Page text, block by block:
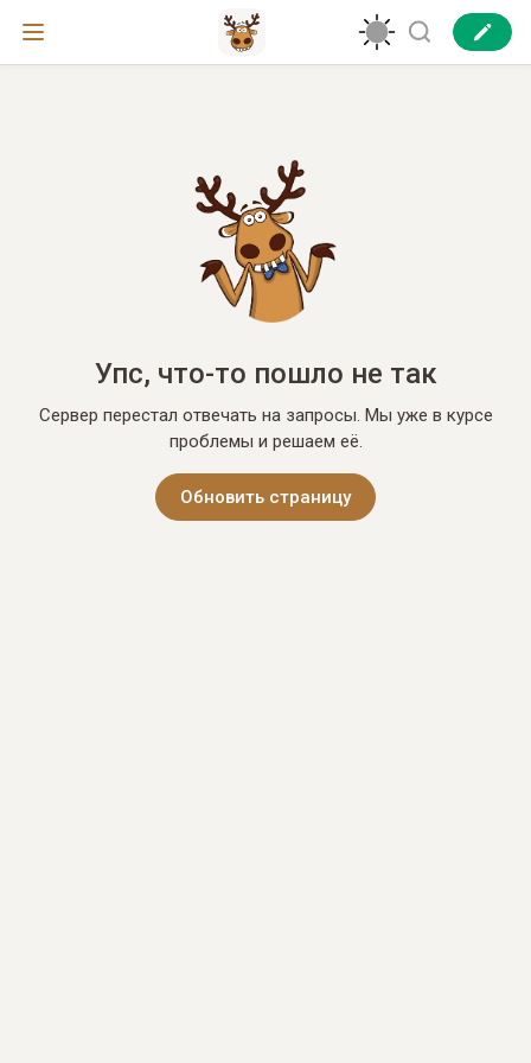
Упс, что-то пошло не так
Сервер перестал отвечать на запросы. Мы уже в курсе
проблемы и решаем её.
Обновить страницу